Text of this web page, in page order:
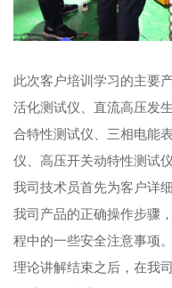
此次客户培训学习的主要
活化测试仪、直流高压发
合特性测试仪、三相电能
仪、高压开关动特性测试
我司技术员首先为客户详
我司产品的正确操作步骤
程中的一些安全注意事项。
理论讲解结束之后，在我